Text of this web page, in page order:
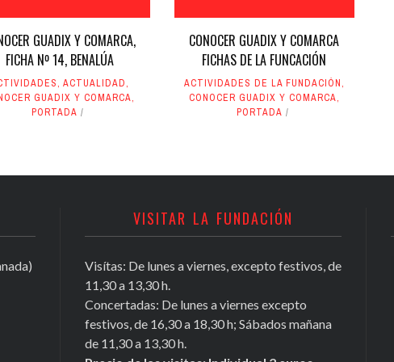
GUADIX Y COMARCA,
FICHA Nº 14, BENALÚA
, ACTUALIDAD,
GUADIX Y COMARCA,
PORTADA
CONOCER GUADIX Y COMARCA
FICHAS DE LA FUNCACIÓN
ACTIVIDADES DE LA FUNDACIÓN,
CONOCER GUADIX Y COMARCA,
PORTADA
VISITAR LA FUNDACIÓN
Visítas: De lunes a viernes, excepto festivos, de
11,30 a 13,30 h.
Concertadas: De lunes a viernes excepto
festivos, de 16,30 a 18,30 h; Sábados mañana
de 11,30 a 13,30 h.
Conocer Guadix y comarca, ficha nº
investigador exiliado
https://t.co/Tx2b2DL4i3
May 16, 2020